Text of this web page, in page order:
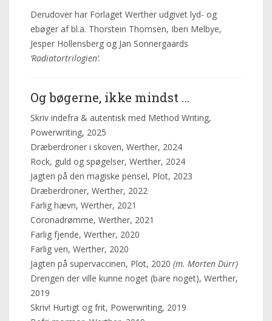
Derudover har Forlaget Werther udgivet lyd- og
ebøger af bl.a. Thorstein Thomsen, Iben Melbye,
Jesper Hollensberg og Jan Sonnergaards
‘Radiatortrilogien’.
Og bøgerne, ikke mindst …
Skriv indefra & autentisk med Method Writing,
Powerwriting, 2025
Dræberdroner i skoven, Werther, 2024
Rock, guld og spøgelser, Werther, 2024
Jagten på den magiske pensel, Plot, 2023
Dræberdroner, Werther, 2022
Farlig hævn, Werther, 2021
Coronadrømme, Werther, 2021
Farlig fjende, Werther, 2020
Farlig ven, Werther, 2020
Jagten på supervaccinen, Plot, 2020 (m. Morten Dürr)
Drengen der ville kunne noget (bare noget), Werther,
2019
Skriv! Hurtigt og frit, Powerwriting, 2019